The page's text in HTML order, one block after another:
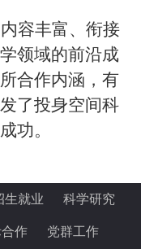
内容丰富、衔接
领域的前沿成
合作内涵，有
了投身空间科
功。
生就业 科学研究
作 党群工作